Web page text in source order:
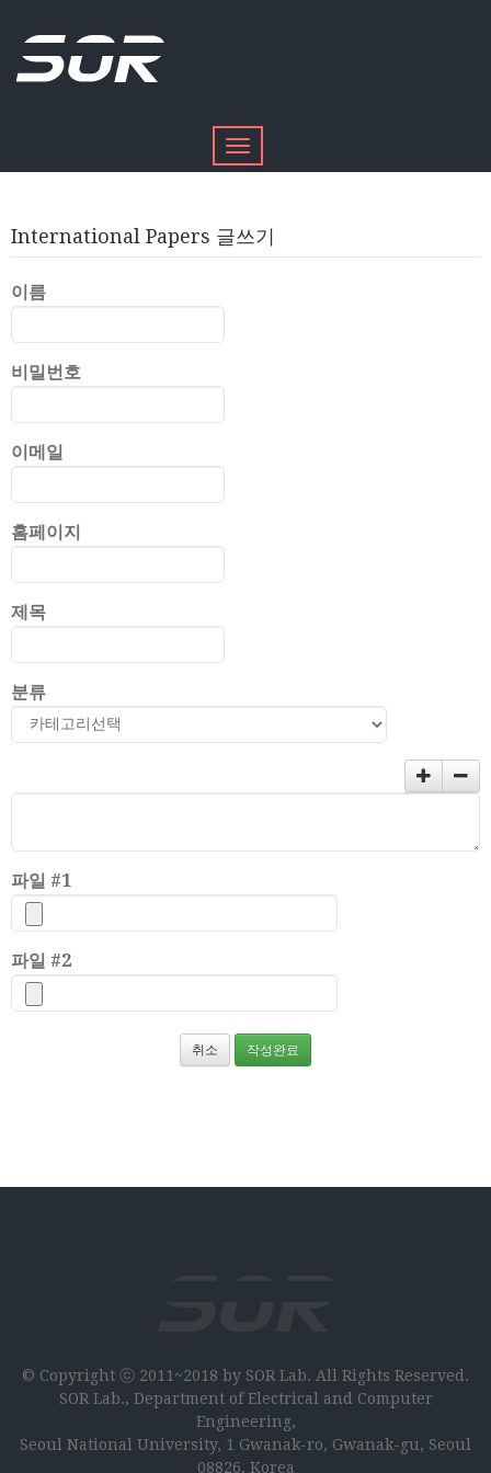
Toggle
navigation
International Papers 글쓰기
이름
비밀번호
이메일
홈페이지
제목
분류
파일 #1
파일 #2
취소 작성완료
© Copyright ⓒ 2011~2018 by SOR Lab. All Rights Reserved.
SOR Lab., Department of Electrical and Computer
Engineering,
Seoul National University, 1 Gwanak-ro, Gwanak-gu, Seoul
08826, Korea